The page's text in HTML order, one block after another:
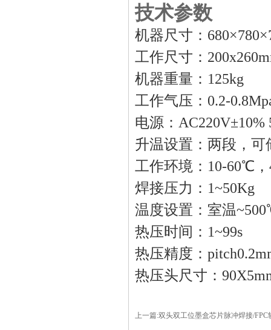
技术参数
机器尺寸：
工作尺寸：
机器重量： 125kg
工作气压： 0.2-
电源： AC220V±10%
升温设置：两段，可
工作环境： 10-60℃，
焊接压力： 1~50Kg
温度设置：室温
热压时间： 1~99s
热压精度：
热压头尺寸：
上一篇:双头双工位墨盒芯片脉冲焊接/